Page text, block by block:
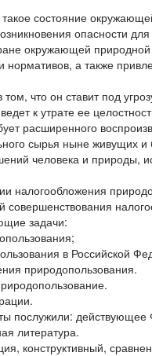
состояние
опасности
окружающей
а также
что он ставит под
к утрате ее
расширенного
сырья ныне живущих
человека и
налогообложения
задачи:
в Российской
природопользования.
послужили:
литература.
конструктивный,